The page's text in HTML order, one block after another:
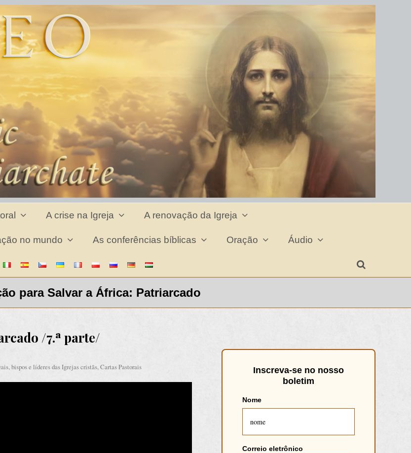
A crise na Igreja A renovação da Igreja
no mundo As conferências bíblicas Oração Áudio
para Salvar a África: Patriarcado
/7.ª parte/
bispos e líderes das Igrejas cristãs,Cartas Pastorais Inscreva-se no nosso
boletim
Nome
Correio eletrônico